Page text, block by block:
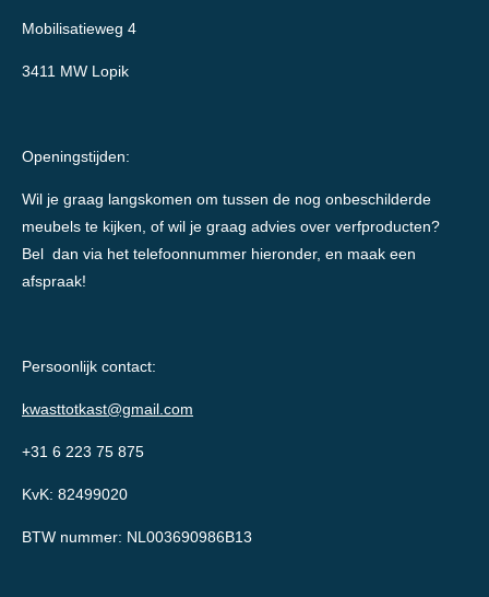
Mobilisatieweg 4
3411 MW Lopik
Openingstijden:
Wil je graag langskomen om tussen de nog onbeschilderde
meubels te kijken, of wil je graag advies over verfproducten?
Bel dan via het telefoonnummer hieronder, en maak een
afspraak!
Persoonlijk contact:
kwasttotkast@gmail.com
+31 6 223 75 875
KvK: 82499020
BTW nummer: NL003690986B13